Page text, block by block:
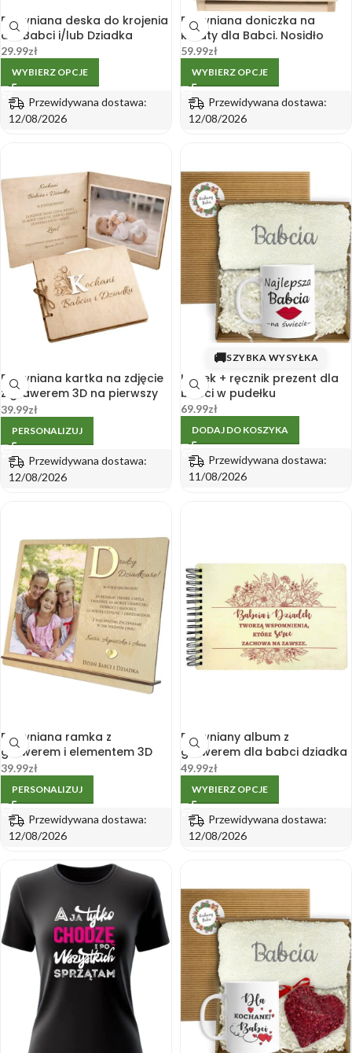
Drewniana deska do krojenia
dla Babci i/lub Dziadka
29.99zł
WYBIERZ OPCJE
Przewidywana dostawa:
12/08/2026
Drewniana doniczka na
kwiaty dla Babci. Nosidło
59.99zł
WYBIERZ OPCJE
Przewidywana dostawa:
12/08/2026
Drewniana kartka na zdjęcie
z grawerem 3D na pierwszy
Dzień Babci i Dziadka
39.99zł
PERSONALIZUJ
Przewidywana dostawa:
12/08/2026
🚚SZYBKA WYSYŁKA
Kubek + ręcznik prezent dla
babci w pudełku
69.99zł
DODAJ DO KOSZYKA
Przewidywana dostawa:
11/08/2026
Drewniana ramka z
grawerem i elementem 3D
dla dziadków – Dzień Babci i
39.99zł
PERSONALIZUJ
Przewidywana dostawa:
12/08/2026
Drewniany album z
grawerem dla babci dziadka
na zdjęcia A4
49.99zł
WYBIERZ OPCJE
Przewidywana dostawa:
12/08/2026